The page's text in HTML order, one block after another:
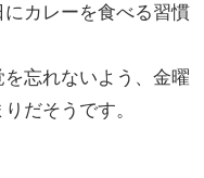
カレーを食べる習慣
忘れないよう、金曜
だそうです。